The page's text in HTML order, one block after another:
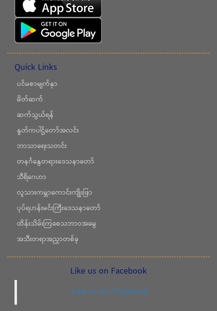
Quick Links
ပင်မစာမျက်နှာ
မိတ်ဆက်
ဆက်သွယ်ရန်
နှုတ်ကပါဌ်တော်အလင်း
ဘာသာရေးသတင်း
တနင်္ဂနွေတရားဒေသနာတော်
သီရိဂေဟာ
လူသားကမ္ဘာကောင်းကျိုးဖြာ
ပုပ်ရဟန်းမင်းကြီးဒေသနာတော်
ထိန်းသိမ်းကြစေသဘာဝအမွေ
အသီးတရာအညှာတစ်ခု
Like us on Facebook
Like us on Facebook